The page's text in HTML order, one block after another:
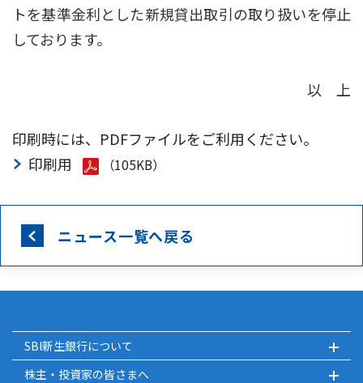
トを基準金利とした新規貸出取引の取り扱いを停止
しております。
以 上
印刷時には、PDFファイルをご利用ください。
印刷用
（105KB）
ニュース一覧へ戻る
SBI新生銀行について
株主・投資家の皆さまへ